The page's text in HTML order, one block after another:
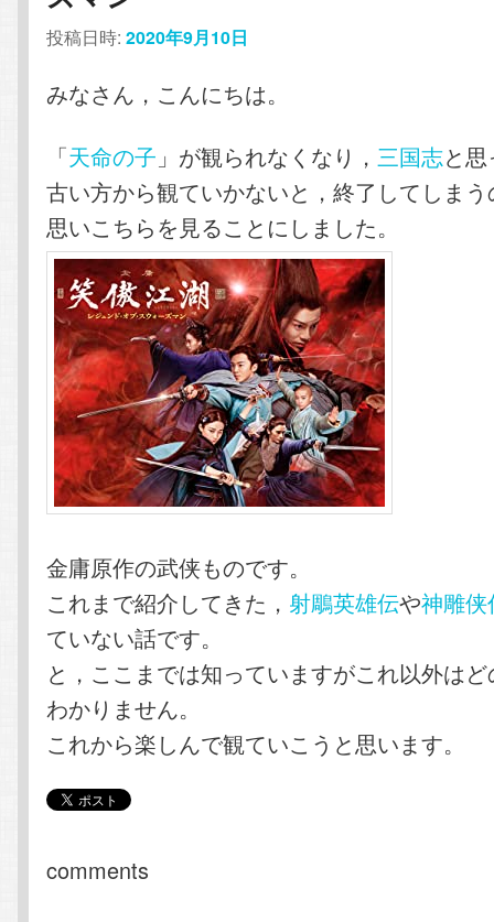
投稿日時:2020年9月10日
みなさん，こんにちは。
「天命の子 」が観られなくなり， 三国志と
古い方から観ていかないと，終了してしま
思いこちらを見ることにしました。
金庸原作の武侠ものです。
これまで紹介してきた， 射鵰英雄伝や神雕侠
ていない話です。
と，ここまでは知っていますがこれ以外は
わかりません。
これから楽しんで観ていこうと思います。
comments